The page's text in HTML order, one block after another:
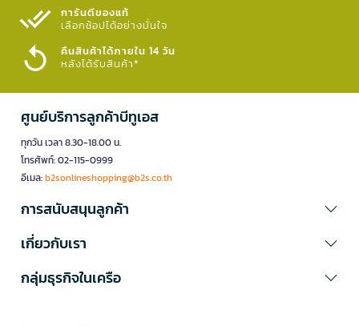
การันตีของแท้
เลือกช้อปได้อย่างมั่นใจ​
คืนสินค้าได้ภายใน 14 วัน
หลังได้รับสินค้า*
ศูนย์บริการลูกค้าบีทูเอส
ทุกวัน เวลา 8.30-18.00 น.
โทรศัพท์: 02-115-0999
อีเมล:b2sonlineshopping@b2s.co.th
การสนับสนุนลูกค้า
เกี่ยวกับเรา
กลุ่มธุรกิจในเครือ